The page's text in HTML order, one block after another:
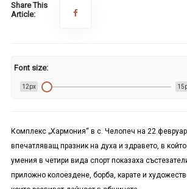
Share This
Article:
Font size:
12px
Комплекс „Хармония“ в с. Челопеч на 22
впечатляващ празник на духа и здравето, в
умения в четири вида спорт показаха
приложно колоездене, борба, карате и